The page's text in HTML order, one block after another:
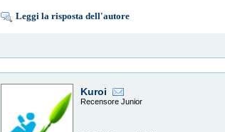
Leggi la risposta dell'autore
Kuroi
Recensore Junior